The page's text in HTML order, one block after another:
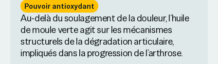
Pouvoir antioxydant
Au-delà du soulagement de la douleur, l’huile
de moule verte agit sur les mécanismes
structurels de la dégradation articulaire,
impliqués dans la progression de l’arthrose.